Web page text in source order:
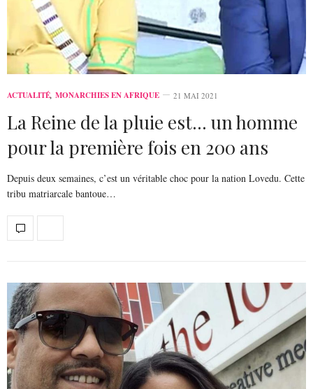
ACTUALITÉ, MONARCHIES EN AFRIQUE 21 MAI 2021
La Reine de la pluie est… un homme
pour la première fois en 200 ans
Depuis deux semaines, c’est un véritable choc pour la nation Lovedu. Cette
tribu matriarcale bantoue…